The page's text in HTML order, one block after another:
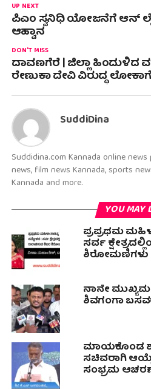
UP NEXT
ಪಿಎಂ ಸ್ವನಿಧಿ ಯೋಜನೆಗೆ ಆನ್
ಆಹ್ವಾನ
DON'T MISS
ದಾವಣಗೆರೆ | ಜಿಲ್ಲಾ ಹಿಂದುಳಿದ
ರೇಣುಕಾ ದೇವಿ ವಿರುದ್ಧ
SuddiDina
Suddidina.com Kannada online
news, film news Kannada, sports
Kannada and more.
YOU MAY
ಪ್ರಪ್ರಥಮ
ಸರ್ವ
ಶಿರೋಮಣಿಗಳು
ನಾನೇ
ಶಿವಗಂಗಾ
ಮಾಯಕೊಂಡ
ಸಚಿವರಾಗಿ
ಸಂಭ್ರಮ